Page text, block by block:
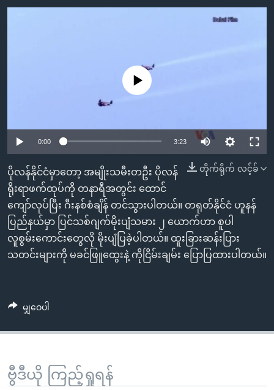
ကျော်
ကြည့်
ရန်
ရှာဖွေ
ရန်
နေရာ
သို့
အစ္စရေး-ပါလက်စတိုင်း
အင်္ဂလိပ်စာလေ့လာမယ်
ဗွီအိုအေ လူမှုကွန်ယက်များ
ဘာသာစကားများ
No media source currently available
0:00 3:23
တိုက်ရိုက် လင့်ခ်
ပိုလန်နိုင်ငံမှာတော့ အမျိုးသမီးတဦး ပိုလန်
ရိုးရာဖက်ထုပ်ကို တနာရီအတွင်း ထောင်
ကျော်လုပ်ပြီး ဂီးနစ်စံချိန် တင်သွားပါတယ်။ တရုတ်နိုင်ငံ ဟူနန်
ပြည်နယ်မှာ ပြင်သစ်ဂျက်မိုးပျံသမား ၂ ယောက်ဟာ စူပါ
လူစွမ်းကောင်းတွေလို မိုးပျံပြခဲ့ပါတယ်။ ထူးခြားဆန်းပြား
သတင်းများကို မခင်ဖြူထွေးနဲ့ ကိုငြိမ်းချမ်း ပြောပြထားပါတယ်။
မျှဝေပါ
ဗွီဒီယို ကြည့်ရှုရန်